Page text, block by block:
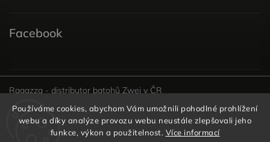
Používáme cookies, abychom Vám umožnili pohodlné prohlížení
webu a díky analýze provozu webu neustále zlepšovali jeho
funkce, výkon a použitelnost. Více informací
Facebook
Ragazza - distributor batohů Zwei v ČR